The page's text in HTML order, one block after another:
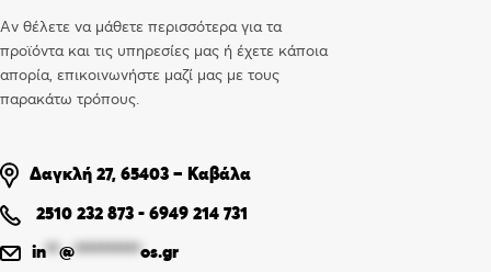
Αν θέλετε να μάθετε περισσότερα για τα
προϊόντα και τις υπηρεσίες μας ή έχετε κάποια
απορία, επικοινωνήστε μαζί μας με τους
παρακάτω τρόπους.
Δαγκλή 27, 65403 – Καβάλα
2510 232 873 - 6949 214 731
in**@**********os.gr